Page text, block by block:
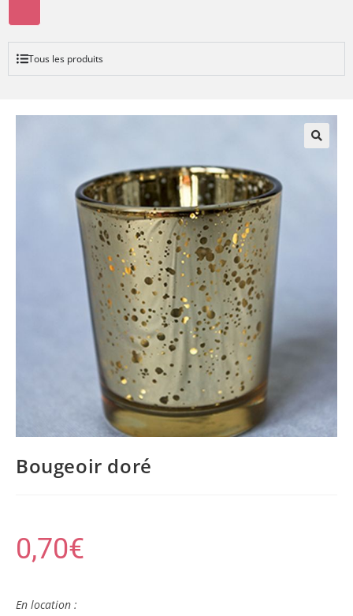
Tous les produits
Bougeoir doré
0,70€
En location :